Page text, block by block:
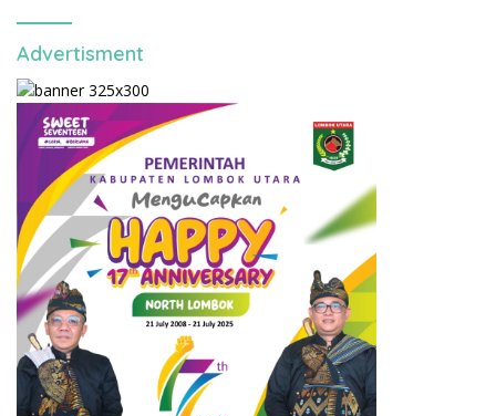
Advertisment